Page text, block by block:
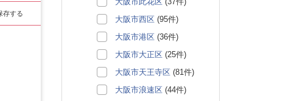
存する
大阪市西区 (95件)
大阪市港区 (36件)
大阪市大正区 (25件)
大阪市天王寺区 (81件)
大阪市浪速区 (44件)